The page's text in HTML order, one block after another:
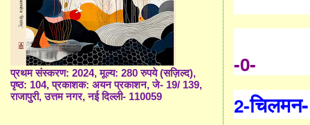
-0-
2-चिलमन-
प्रथम संस्करण: 2024, मूल्य: 280 रुपये (सज़िल्द),
पृष्ठ: 104, प्रकाशक: अयन प्रकाशन, जे- 19/ 139,
राजापुरी, उत्तम नगर, नई दिल्ली- 110059